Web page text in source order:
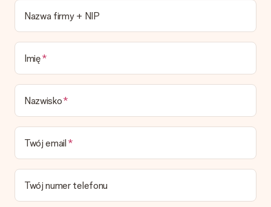
Obecnie nie mamy (jeszcze) usługi pakowania prezentów do
owijania prezentów. Dostarczamy nasze prezenty w fajnym
pudełku, ewentualnie możesz dokupić kopertę lub pudełko
prezentowe.
Czas dostawy, opcje dostawy oraz koszty
dostawy
stronie produktu pokazujemy najbardziej prawdopodobną
datę doręczenia w momencie składania zamówienia.
Jaki jest czas dostawy i kiedy otrzymam mój prezent?
Przewidywany czas dostawy można znaleźć na stronie
produktu.
Nazwa firmy + NIP
Imię
Nazwisko
Twój email
Twój numer telefonu